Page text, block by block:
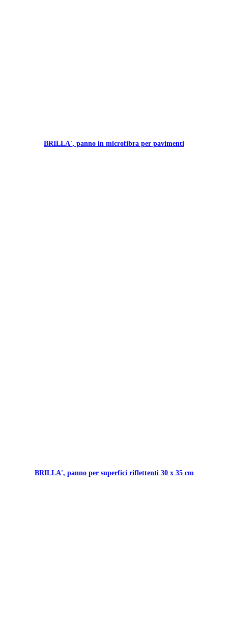
BRILLA', panno in microfibra per pavimenti
BRILLA', panno per superfici riflettenti 30 x 35 cm